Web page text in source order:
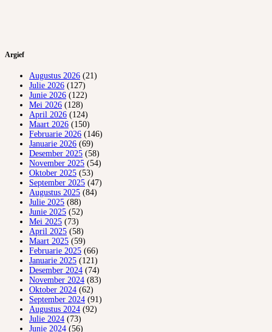
Argief
Augustus 2026 (21)
Julie 2026 (127)
Junie 2026 (122)
Mei 2026 (128)
April 2026 (124)
Maart 2026 (150)
Februarie 2026 (146)
Januarie 2026 (69)
Desember 2025 (58)
November 2025 (54)
Oktober 2025 (53)
September 2025 (47)
Augustus 2025 (84)
Julie 2025 (88)
Junie 2025 (52)
Mei 2025 (73)
April 2025 (58)
Maart 2025 (59)
Februarie 2025 (66)
Januarie 2025 (121)
Desember 2024 (74)
November 2024 (83)
Oktober 2024 (62)
September 2024 (91)
Augustus 2024 (92)
Julie 2024 (73)
Junie 2024 (56)